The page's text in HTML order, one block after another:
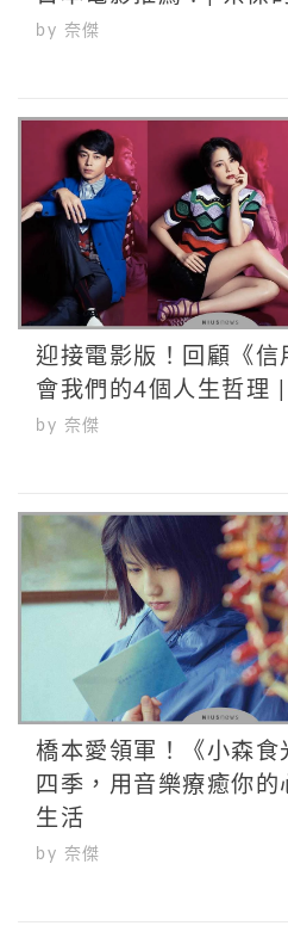
by 奈傑
迎接電影版！回顧《信
會我們的4個人生哲理
by 奈傑
橋本愛領軍！《小森食
四季，用音樂療癒你
生活
by 奈傑